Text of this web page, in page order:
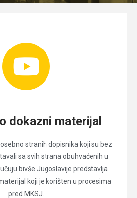
dokazni materijal
stranih dopisnika koji su bez
sa svih strana obuhvaćenih u
bivše Jugoslavije predstavlja
koji je korišten u procesima
pred MKSJ.